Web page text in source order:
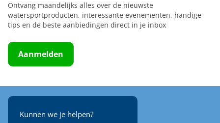
Ontvang maandelijks alles over de nieuwste
watersportproducten, interessante evenementen, handige
tips en de beste aanbiedingen direct in je inbox
Aanmelden
Kunnen we je helpen?